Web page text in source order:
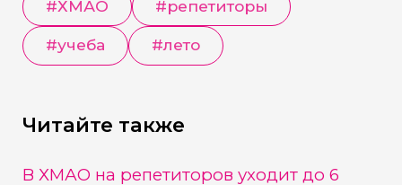
#ХМАО #репетиторы
#учеба #лето
Читайте также
В ХМАО на репетиторов уходит до 6